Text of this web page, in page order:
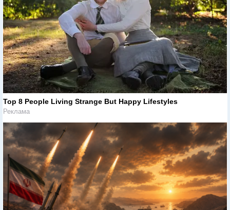
Top 8 People Living Strange But Happy Lifestyles
Реклама